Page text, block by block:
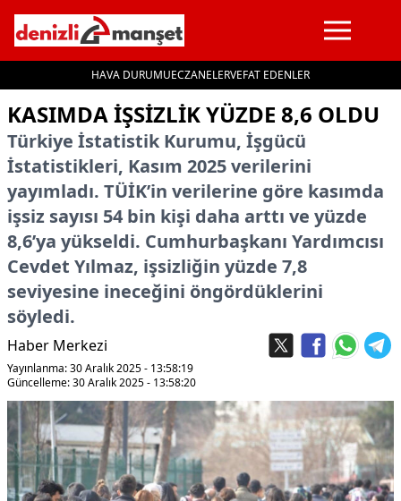
HAVA DURUMUECZANELERVEFAT EDENLER
KASIMDA IŞSIZLIK YÜZDE 8,6 OLDU
Türkiye İstatistik Kurumu, İşgücü
İstatistikleri, Kasım 2025 verilerini
yayımladı. TÜİK’in verilerine göre kasımda
işsiz sayısı 54 bin kişi daha arttı ve yüzde
8,6’ya yükseldi. Cumhurbaşkanı Yardımcısı
Cevdet Yılmaz, işsizliğin yüzde 7,8
seviyesine ineceğini öngördüklerini
söyledi.
Haber Merkezi
Yayınlanma: 30 Aralık 2025 - 13:58:19
Güncelleme: 30 Aralık 2025 - 13:58:20